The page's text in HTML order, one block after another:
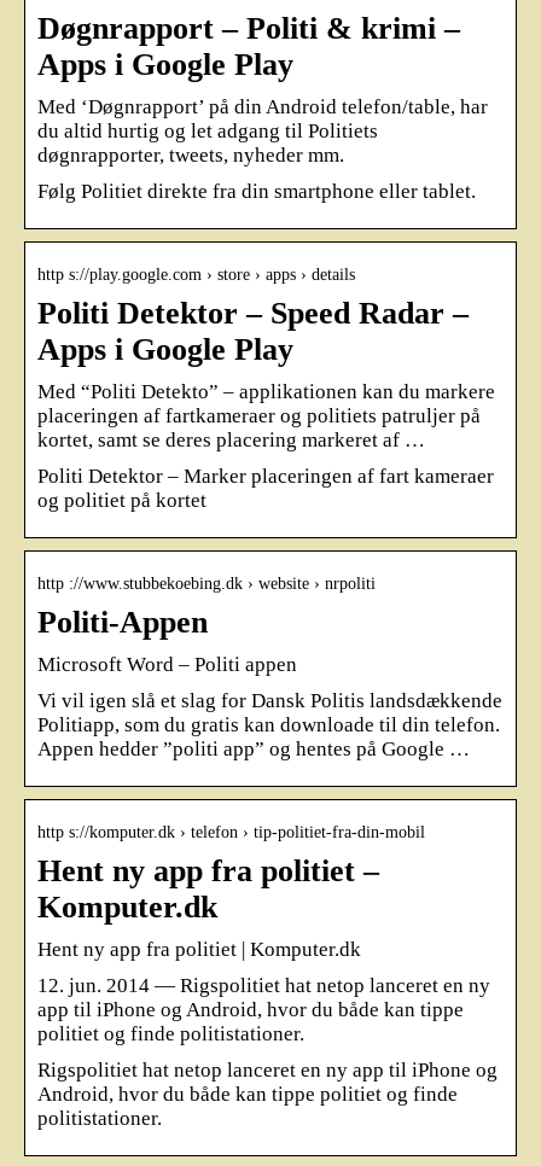
Døgnrapport – Politi & krimi –
Apps i Google Play
Med ‘Døgnrapport’ på din Android telefon/table, har
du altid hurtig og let adgang til Politiets
døgnrapporter, tweets, nyheder mm.
Følg Politiet direkte fra din smartphone eller tablet.
http s://play.google.com › store › apps › details
Politi Detektor – Speed Radar –
Apps i Google Play
Med “Politi Detekto” – applikationen kan du markere
placeringen af ​​fartkameraer og politiets patruljer på
kortet, samt se deres placering markeret af …
Politi Detektor – Marker placeringen af ​​fart kameraer
og politiet på kortet
http ://www.stubbekoebing.dk › website › nrpoliti
Politi-Appen
Microsoft Word – Politi appen
Vi vil igen slå et slag for Dansk Politis landsdækkende
Politiapp, som du gratis kan downloade til din telefon.
Appen hedder ”politi app” og hentes på Google …
http s://komputer.dk › telefon › tip-politiet-fra-din-mobil
Hent ny app fra politiet –
Komputer.dk
Hent ny app fra politiet | Komputer.dk
12. jun. 2014 — Rigspolitiet hat netop lanceret en ny
app til iPhone og Android, hvor du både kan tippe
politiet og finde politistationer.
Rigspolitiet hat netop lanceret en ny app til iPhone og
Android, hvor du både kan tippe politiet og finde
politistationer.